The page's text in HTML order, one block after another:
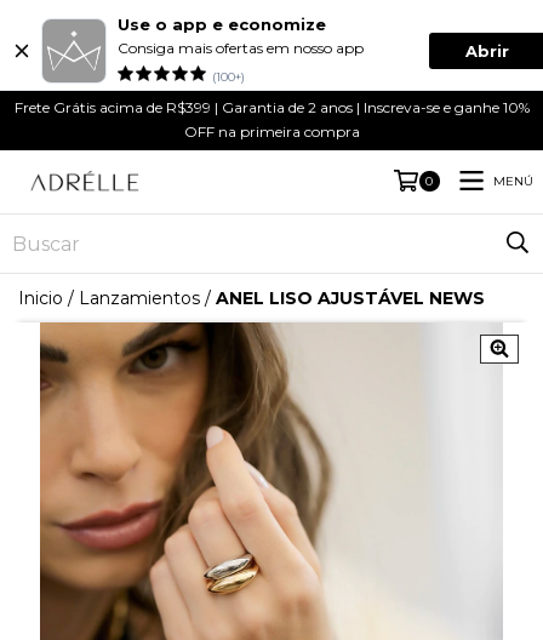
Use o app e economize
Consiga mais ofertas em nosso app
(100+)
Abrir
Frete Grátis acima de R$399 | Garantia de 2 anos | Inscreva-se e ganhe 10%
OFF na primeira compra
0 MENÚ
Inicio / Lanzamientos / ANEL LISO AJUSTÁVEL NEWS